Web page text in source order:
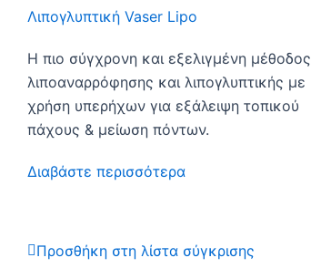
Λιπογλυπτική Vaser Lipo
Η πιο σύγχρονη και εξελιγμένη μέθοδος
λιποαναρρόφησης και λιπογλυπτικής με
χρήση υπερήχων για εξάλειψη τοπικού
πάχους & μείωση πόντων.
Διαβάστε περισσότερα
Προσθήκη στη λίστα σύγκρισης